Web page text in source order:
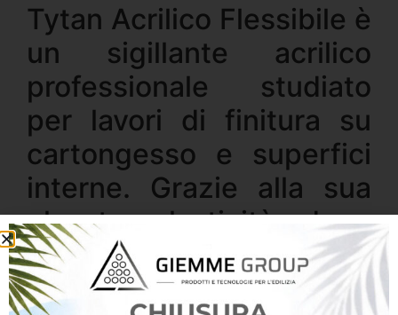
Tytan Acrilico Flessibile è
un sigillante acrilico
professionale studiato
per lavori di finitura su
cartongesso e superfici
interne. Grazie alla sua
elevata elasticità dopo
l’indurimento, assorbe i
movimenti naturali dei